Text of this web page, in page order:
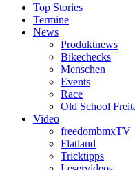
Top Stories
Termine
News
Produktnews
Bikechecks
Menschen
Events
Race
Old School
Video
freedombmxTV
Flatland
Tricktipps